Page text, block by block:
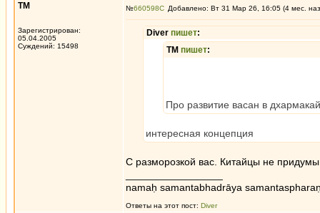
ТМ
Зарегистрирован:
05.04.2005
Суждений: 15498
№660598 Добавлено: Вт 31 Мар 26, 16:05 (4 мес.
Diver пишет:
ТМ пишет:
Про развитие васан в
интересная концепция
С разморозкой вас. Китайцы не
namaḥ samantabhadrāya
Ответы на этот пост: Diver